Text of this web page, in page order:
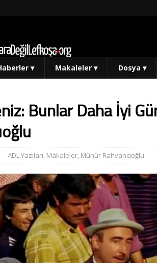
▾ Makaleler ▾ Dosya ▾
Bunlar Daha İyi
ADL Yazıları, Makaleler, Münür Rahvancıoğlu